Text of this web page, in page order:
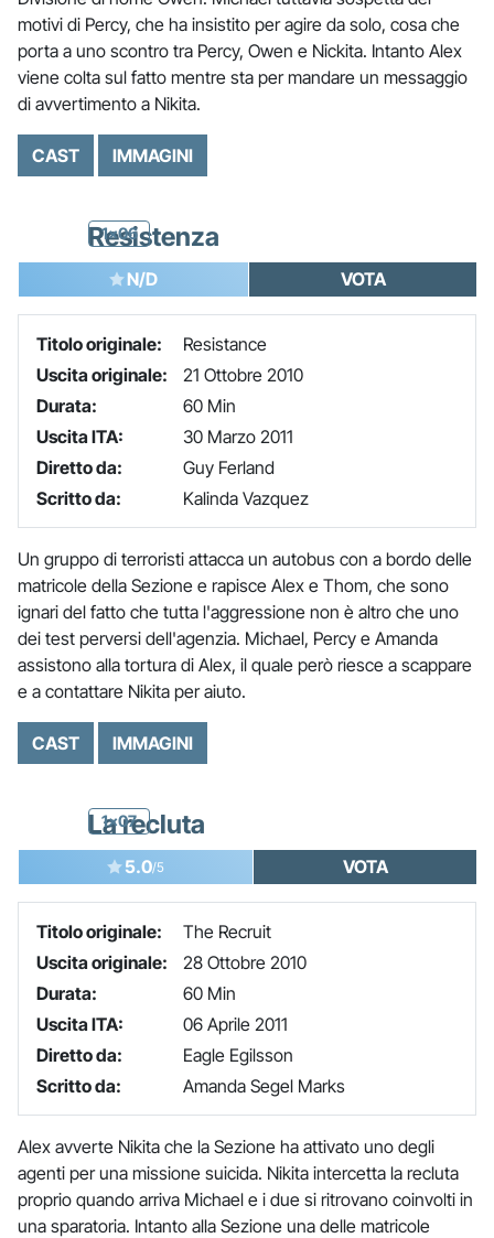
motivi di Percy, che ha insistito per agire da solo, cosa che
porta a uno scontro tra Percy, Owen e Nickita. Intanto Alex
viene colta sul fatto mentre sta per mandare un messaggio
di avvertimento a Nikita.
CAST IMMAGINI
1x06
Resistenza
N/D VOTA
Titolo originale:
Resistance
Uscita originale:
21 Ottobre 2010
Durata:
60 Min
Uscita ITA:
30 Marzo 2011
Diretto da:
Guy Ferland
Scritto da:
Kalinda Vazquez
Un gruppo di terroristi attacca un autobus con a bordo delle
matricole della Sezione e rapisce Alex e Thom, che sono
ignari del fatto che tutta l'aggressione non è altro che uno
dei test perversi dell'agenzia. Michael, Percy e Amanda
assistono alla tortura di Alex, il quale però riesce a scappare
e a contattare Nikita per aiuto.
CAST IMMAGINI
1x07
La recluta
5.0/5 VOTA
Titolo originale:
The Recruit
Uscita originale:
28 Ottobre 2010
Durata:
60 Min
Uscita ITA:
06 Aprile 2011
Diretto da:
Eagle Egilsson
Scritto da:
Amanda Segel Marks
Alex avverte Nikita che la Sezione ha attivato uno degli
agenti per una missione suicida. Nikita intercetta la recluta
proprio quando arriva Michael e i due si ritrovano coinvolti in
una sparatoria. Intanto alla Sezione una delle matricole